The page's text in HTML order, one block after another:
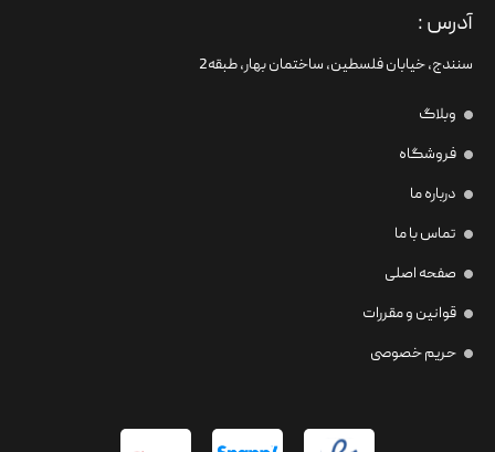
آدرس :
سنندج، خیابان فلسطین،‌ ساختمان بهار، طبقه2
وبلاگ
فروشگاه
درباره ما
تماس با ما
صفحه اصلی
قوانین و مقررات
حریم خصوصی